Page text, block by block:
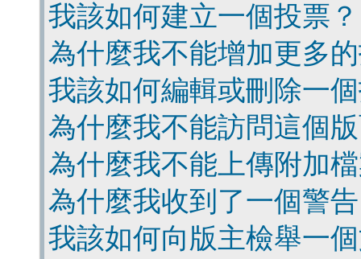
我該如何建立一個投票？
為什麼我不能增加更多
我該如何編輯或刪除一
為什麼我不能訪問這個
為什麼我不能上傳附加
為什麼我收到了一個警
我該如何向版主檢舉一